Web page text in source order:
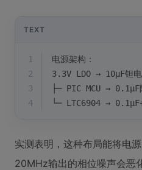
TEXT
1
电源架构：
2
3.3V LDO → 10μF钽
3
├─ PIC MCU → 0.1μF
4
└─ LTC6904 →
实测表明，这种布局能将电
20MHz输出的相位噪声会恶